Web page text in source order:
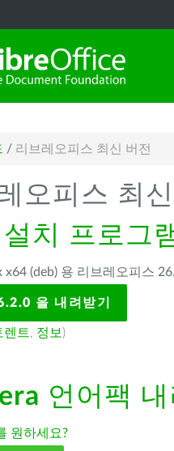
/ 리브레오피스 최신 버전
오피스 최
치 프로그
x64 (deb) 용 리브레오피스
을 내려받기
렌트, 정보 )
언어팩 내
원하세요?